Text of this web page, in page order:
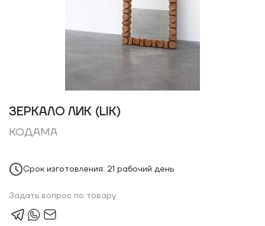
ЗЕРКАЛО ЛИК (LIK)
КОДАМА
Срок изготовления: 21 рабочий день
Задать вопрос по товару